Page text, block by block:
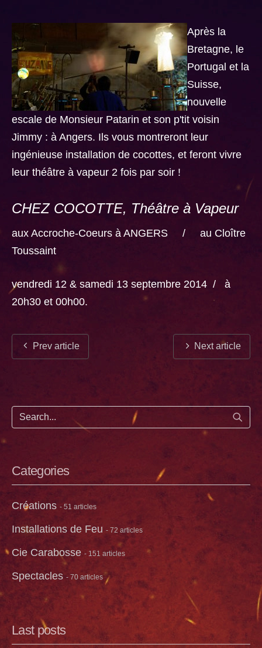
Après la
Bretagne, le
Portugal et la
Suisse,
nouvelle
escale de Monsieur Patarin et son p'tit voisin
Jimmy : à Angers. Ils vous montreront leur
ingénieuse installation de cocottes, et feront vivre
leur théâtre à vapeur 2 fois par soir !
CHEZ COCOTTE, Théâtre à Vapeur
aux Accroche-Coeurs à ANGERS / au Cloître
Toussaint
vendredi 12 & samedi 13 septembre 2014 / à
20h30 et 00h00.
Prev article Next article
Categories
Créations - 51 articles
Installations de Feu - 72 articles
Cie Carabosse - 151 articles
Spectacles - 70 articles
Last posts